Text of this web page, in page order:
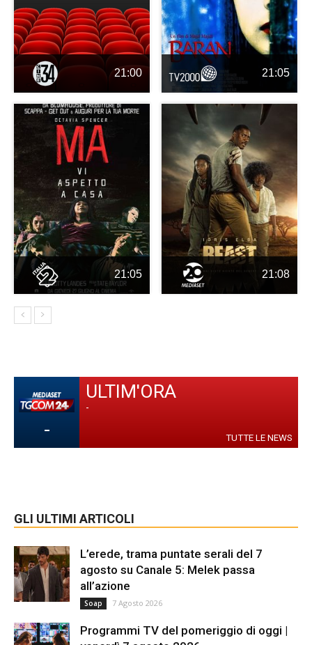
21:00 21:05
21:05 21:08
-
ULTIM'ORA
-
TUTTE LE NEWS
GLI ULTIMI ARTICOLI
L’erede, trama puntate serali del 7
agosto su Canale 5: Melek passa
all’azione
Soap 7 Agosto 2026
Programmi TV del pomeriggio di oggi |